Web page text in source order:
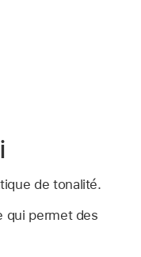
de tonalité.
qui permet des